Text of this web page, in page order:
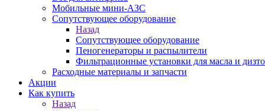
Мобильные мини-АЗС
Сопутствующее оборудование
Назад
Сопутствующее оборудование
Пеногенераторы и распылители
Фильтрационные установки для масла и
Расходные материалы и запчасти
Акции
Как купить
Назад